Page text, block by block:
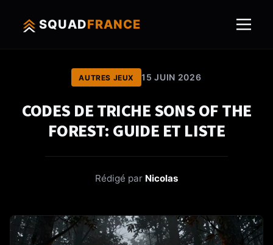
SQUADFRANCE
AUTRES JEUX 15 JUIN 2026
CODES DE TRICHE SONS OF THE
FOREST: GUIDE ET LISTE
Rédigé par Nicolas